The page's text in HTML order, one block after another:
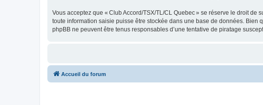
Vous acceptez que « Club Accord/TSX/TL/CL Quebec » se réserve le droit de
toute information saisie puisse être stockée dans une base de données. Bien
phpBB ne peuvent être tenus responsables d’une tentative de piratage
Accueil du forum